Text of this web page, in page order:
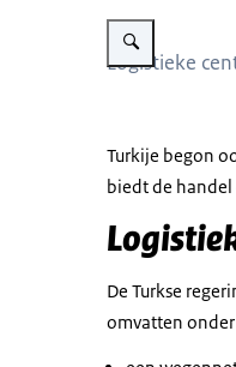
Vergroot
Logistieke
Turkije begon
biedt de handel
De Turkse
omvatten